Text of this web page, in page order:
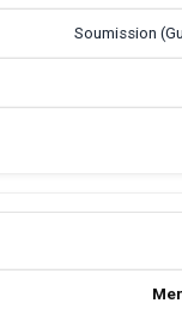
Soumission